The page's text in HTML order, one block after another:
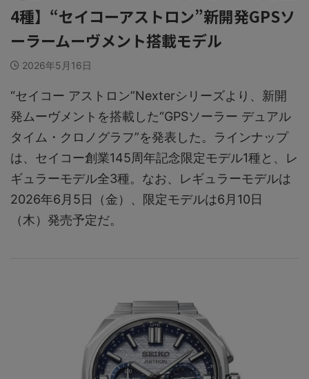
4種】“セイコーアストロン”新開発GPSソ
ーラームーヴメント搭載モデル
2026年5月16日
“セイコー アストロン”Nexterシリーズより、新開
発ムーヴメントを搭載した“GPSソーラー デュアル
タイム・クロノグラフ”を発表した。ラインナップ
は、セイコー創業145周年記念限定モデル1種と、レ
ギュラーモデル全3種。なお、レギュラーモデルは
2026年6月5日（金）、限定モデルは6月10日
（木）発売予定だ。